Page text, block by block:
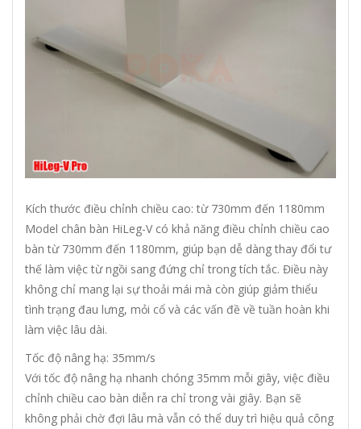
Kích thước điều chỉnh chiều cao: từ 730mm đến 1180mm
Model chân bàn HiLeg-V có khả năng điều chỉnh chiều cao
bàn từ 730mm đến 1180mm, giúp bạn dễ dàng thay đổi tư
thế làm việc từ ngồi sang đứng chỉ trong tích tắc. Điều này
không chỉ mang lại sự thoải mái mà còn giúp giảm thiểu
tình trạng đau lưng, mỏi cổ và các vấn đề về tuần hoàn khi
làm việc lâu dài.
Tốc độ nâng hạ: 35mm/s
Với tốc độ nâng hạ nhanh chóng 35mm mỗi giây, việc điều
chỉnh chiều cao bàn diễn ra chỉ trong vài giây. Bạn sẽ
không phải chờ đợi lâu mà vẫn có thể duy trì hiệu quả công